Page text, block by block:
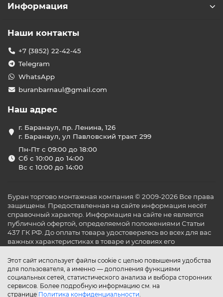
Этот сайт использует файлы cookie с целью повышения удобства
для пользователя, а именно — дополнения функциями
социальных сетей, статистического анализа и выбора сторонних
сервисов. Более подробную информацию см. на
странице Политика конфиденциальности.
Информация
Наши контакты
+7 (3852) 22-42-45
Telegram
WhatsApp
buranbarnaul@gmail.com
Наш адрес
г. Баранаул, пр. Ленина, 126
г. Баранаул, ул Павловский тракт 299
Пн-Пт с 09:00 до 18:00
Сб с 10:00 до 14:00
Вс с 10:00 до 14:00
Буран торгово монтажная компания © 2009-2026 Все права
защищены. Предоставленная на сайте информация несёт
справочный характер. Информация на сайте не является
публичной офертой, определяемой положениями Статьи
437 ГК РФ. До оплаты товара удостоверьтесь во всех для вас
важных характеристиках в товаре и условиях его